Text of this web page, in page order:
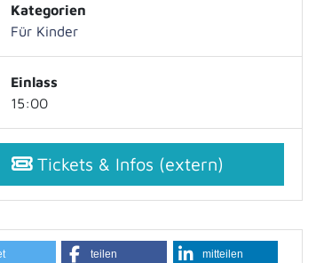
Kategorien
Für Kinder
Einlass
15:00
Tickets & Infos (extern)
teilen mitteilen